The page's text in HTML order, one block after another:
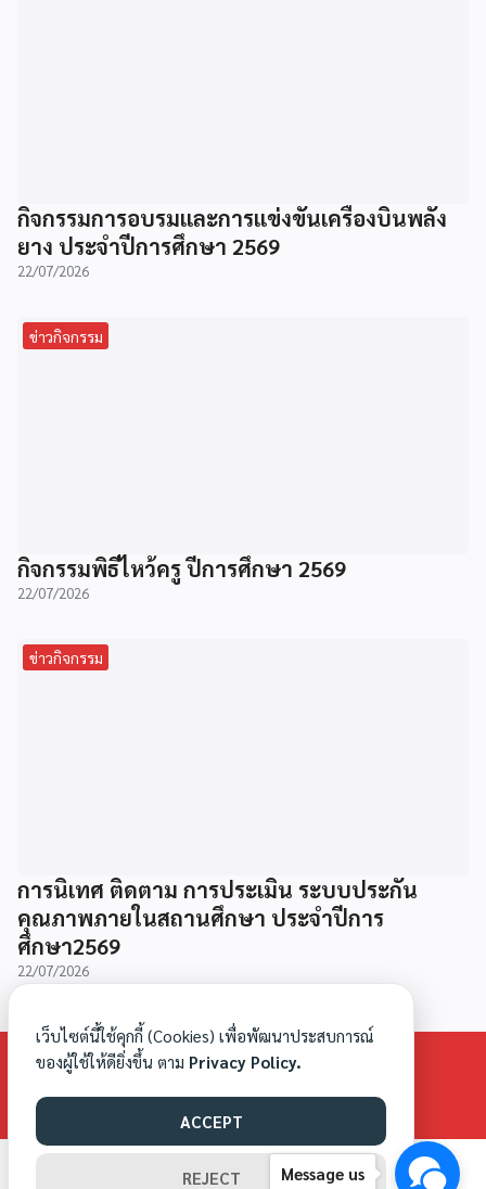
กิจกรรมการอบรมและการแข่งขันเครื่องบินพลัง
ยาง ประจำปีการศึกษา 2569
22/07/2026
ข่าวกิจกรรม
กิจกรรมพิธีไหว้ครู ปีการศึกษา 2569
22/07/2026
ข่าวกิจกรรม
การนิเทศ ติดตาม การประเมิน ระบบประกัน
คุณภาพภายในสถานศึกษา ประจำปีการ
ศึกษา2569
22/07/2026
MAECHAI©2026 ALL RIGHTS RESERVED.
Message us
เว็บไซต์นี้ใช้คุกกี้ (Cookies) เพื่อพัฒนาประสบการณ์
ของผู้ใช้ให้ดียิ่งขึ้น ตาม Privacy Policy.
ACCEPT
REJECT